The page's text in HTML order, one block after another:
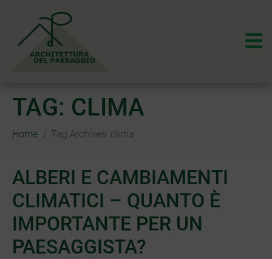
TAG: CLIMA
Home Tag Archives: clima
ALBERI E CAMBIAMENTI
CLIMATICI – QUANTO È
IMPORTANTE PER UN
PAESAGGISTA?